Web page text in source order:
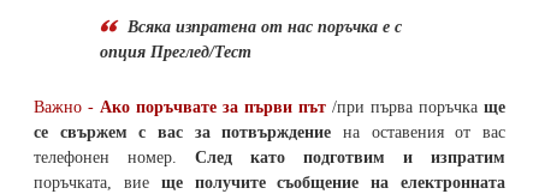
Всяка изпратена от нас поръчка е с
опция Преглед/Тест
Важно - Ако поръчвате за първи път /при първа поръчка ще
се свържем с вас за потвърждение на оставения от вас
телефонен номер. След като подготвим и изпратим
поръчката, вие ще получите съобщение на електронната